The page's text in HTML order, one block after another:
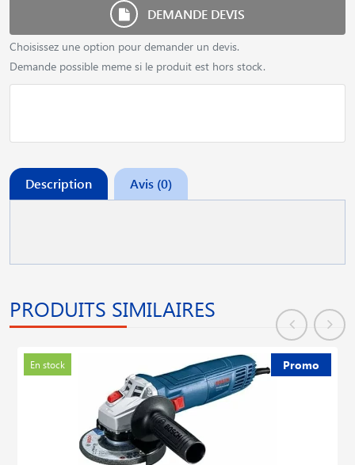
DEMANDE DEVIS
Choisissez une option pour demander un devis.
Demande possible meme si le produit est hors stock.
Description Avis (0)
PRODUITS SIMILAIRES
Promo
En stock